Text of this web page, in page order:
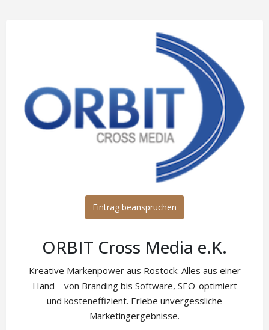
Eintrag beanspruchen
ORBIT Cross Media e.K.
Kreative Markenpower aus Rostock: Alles aus einer
Hand – von Branding bis Software, SEO-optimiert
und kosteneffizient. Erlebe unvergessliche
Marketingergebnisse.